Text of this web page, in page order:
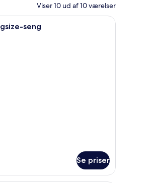
Viser 10 ud af 10 værelser
udsigt over bybilledet og et billede på væggen.
Et hotelværelse med seng, skrivebord, stol,
seng
Se priser